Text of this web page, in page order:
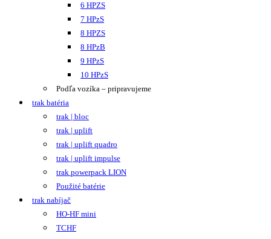
6 HPZS
7 HPzS
8 HPZS
8 HPzB
9 HPzS
10 HPzS
Podľa vozíka – pripravujeme
trak batéria
trak | bloc
trak | uplift
trak | uplift quadro
trak | uplift impulse
trak powerpack LION
Použité batérie
trak nabíjač
HO-HF mini
TCHF